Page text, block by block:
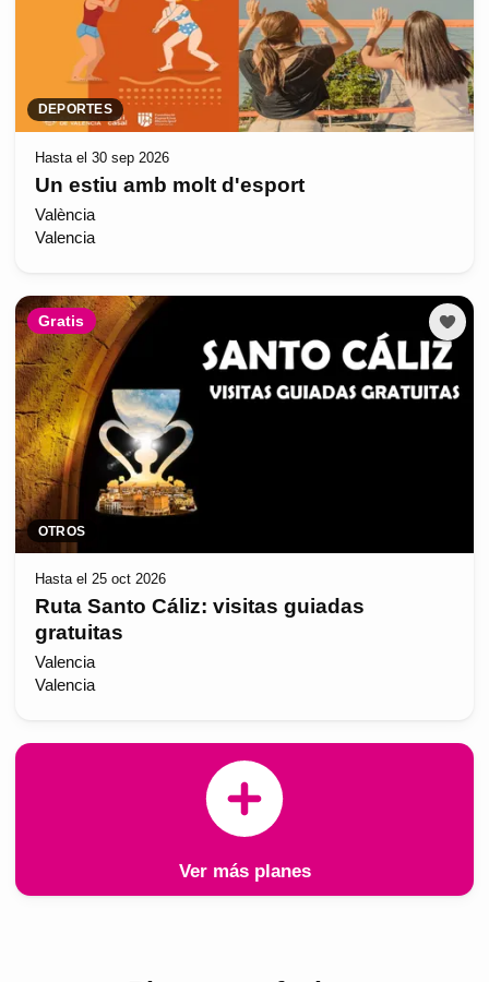
DEPORTES
Hasta el 30 sep 2026
Un estiu amb molt d'esport
València
Valencia
Gratis
OTROS
Hasta el 25 oct 2026
Ruta Santo Cáliz: visitas guiadas
gratuitas
Valencia
Valencia
Ver más planes